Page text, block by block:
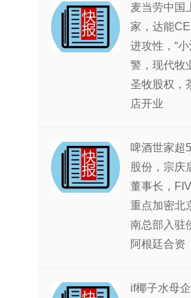
麦当劳中国
家，达能
进攻性，“
警，现代牧
圣牧股权，
店开业
啤酒世家超
股份，宗庆
董事长，
重点加密北
南总部入驻
阿根廷合资
if椰子水母